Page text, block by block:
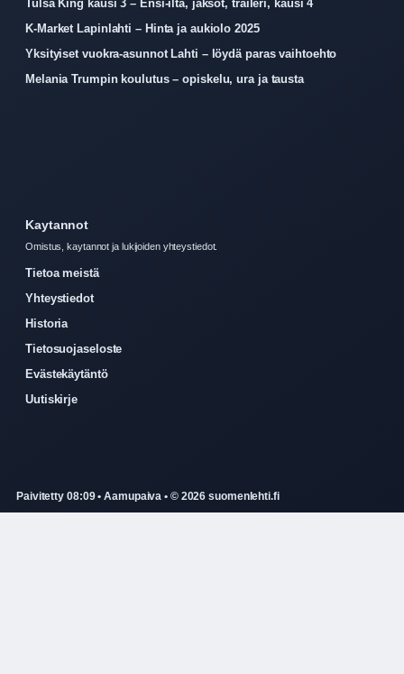
Tulsa King kausi 3 – Ensi-ilta, jaksot, traileri, kausi 4
K-Market Lapinlahti – Hinta ja aukiolo 2025
Yksityiset vuokra-asunnot Lahti – löydä paras vaihtoehto
Melania Trumpin koulutus – opiskelu, ura ja tausta
Kaytannot
Omistus, kaytannot ja lukijoiden yhteystiedot.
Tietoa meistä
Yhteystiedot
Historia
Tietosuojaseloste
Evästekäytäntö
Uutiskirje
Paivitetty 08:09 • Aamupaiva • © 2026 suomenlehti.fi